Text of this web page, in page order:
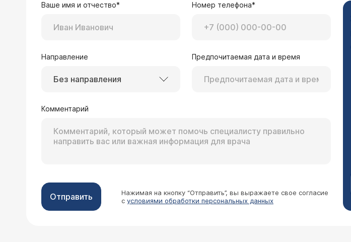
Ваше имя и отчество* Номер телефона*
Направление
Без направления
Предпочитаемая дата и время
Комментарий
Отправить
Нажимая на кнопку “Отправить”, вы выражаете свое согласие
с условиями обработки персональных данных